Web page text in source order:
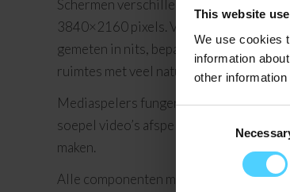
This website
We use cookies
information
other
Schermen verschillen sterk in kwaliteit
3840×2160 pixels. Voor zorg en
gemeten in nits, bepaalt de
ruimtes met veel natuurlijk licht heb je
Mediaspelers fungeren als het brein
soepel video’s afspelen en hoe snel
maken.
Alle componenten moeten naadloos